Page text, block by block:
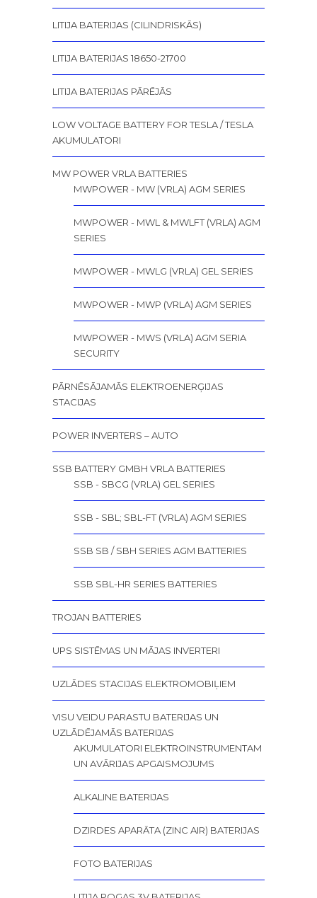
LITIJA BATERIJAS (CILINDRISKĀS)
LITIJA BATERIJAS 18650-21700
LITIJA BATERIJAS PĀRĒJĀS
LOW VOLTAGE BATTERY FOR TESLA / TESLA
AKUMULATORI
MW POWER VRLA BATTERIES
MWPOWER - MW (VRLA) AGM SERIES
MWPOWER - MWL & MWLFT (VRLA) AGM
SERIES
MWPOWER - MWLG (VRLA) GEL SERIES
MWPOWER - MWP (VRLA) AGM SERIES
MWPOWER - MWS (VRLA) AGM SERIA
SECURITY
PĀRNĒSĀJAMĀS ELEKTROENERĢIJAS
STACIJAS
POWER INVERTERS – AUTO
SSB BATTERY GMBH VRLA BATTERIES
SSB - SBCG (VRLA) GEL SERIES
SSB - SBL; SBL-FT (VRLA) AGM SERIES
SSB SB / SBH SERIES AGM BATTERIES
SSB SBL-HR SERIES BATTERIES
TROJAN BATTERIES
UPS SISTĒMAS UN MĀJAS INVERTERI
UZLĀDES STACIJAS ELEKTROMOBIĻIEM
VISU VEIDU PARASTU BATERIJAS UN
UZLĀDĒJAMĀS BATERIJAS
AKUMULATORI ELEKTROINSTRUMENTAM
UN AVĀRIJAS APGAISMOJUMS
ALKALINE BATERIJAS
DZIRDES APARĀTA (ZINC AIR) BATERIJAS
FOTO BATERIJAS